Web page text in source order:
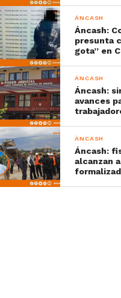
ÁNCASH
Áncash:
presunta
gota” en
ÁNCASH
Áncash:
avances
ÁNCASH
Áncash:
alcanzan